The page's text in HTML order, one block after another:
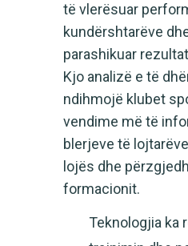
të vlerësuar
kundërshtarëve
parashikuar
Kjo analizë e të
ndihmojë klubet
vendime më të
blerjeve të
lojës dhe
formacionit.
Teknologjia ka